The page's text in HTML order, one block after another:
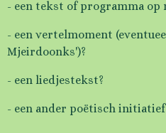
- een tekst of programma op
- een vertelmoment
Mjeirdoonks')?
- een liedjestekst?
- een ander poëtisch